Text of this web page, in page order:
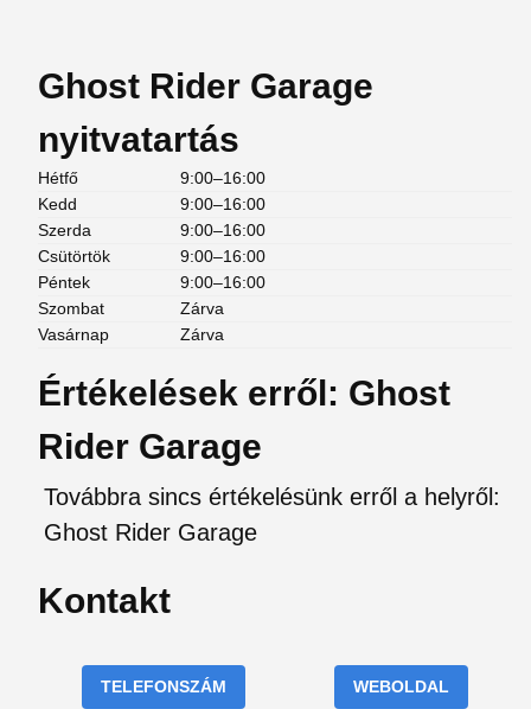
Ghost Rider Garage
nyitvatartás
Hétfő
9:00–16:00
Kedd
9:00–16:00
Szerda
9:00–16:00
Csütörtök
9:00–16:00
Péntek
9:00–16:00
Szombat
Zárva
Vasárnap
Zárva
Értékelések erről: Ghost
Rider Garage
Továbbra sincs értékelésünk erről a helyről:
Ghost Rider Garage
Kontakt
TELEFONSZÁM WEBOLDAL